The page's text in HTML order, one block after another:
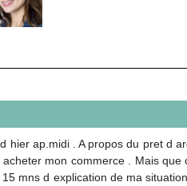
hier ap.midi . A propos du pret d
mon commerce . Mais
mns d explication de ma